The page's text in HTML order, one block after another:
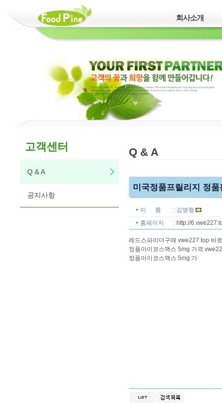
회사소개
고객센터
Q & A
공지사항
Q & A
미국정품프릴리지 정
이 름
: 김병형
홈페이지
: http://
레드스파이더구매 vwe227.top 바
정품아이코스맥스 5mg 가격
정품아이코스맥스 5mg 가